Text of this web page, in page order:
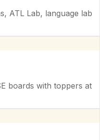
ATL Lab, language lab
boards with toppers at